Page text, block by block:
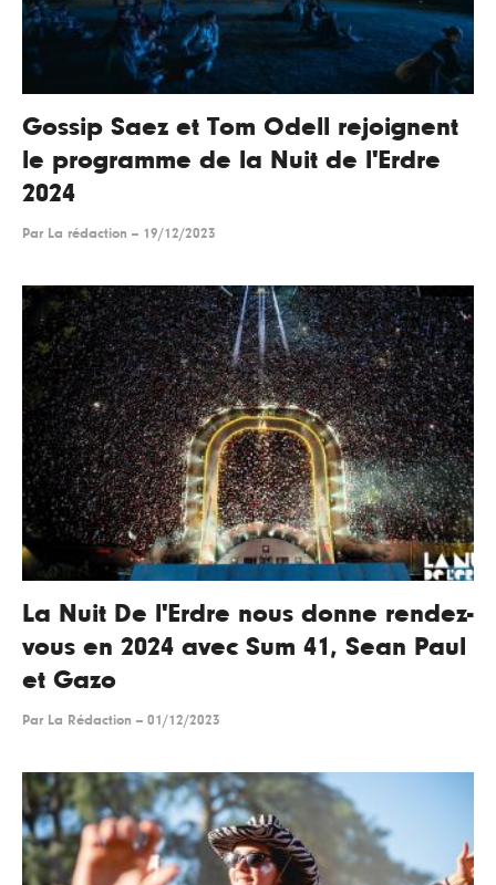
Gossip Saez et Tom Odell rejoignent
le programme de la Nuit de l'Erdre
2024
Par La rédaction -- 19/12/2023
La Nuit De l'Erdre nous donne rendez-
vous en 2024 avec Sum 41, Sean Paul
et Gazo
Par La Rédaction -- 01/12/2023